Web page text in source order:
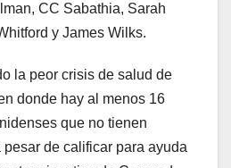
CC Sabathia, Sarah
y James Wilks.
la peor crisis de salud de
donde hay al menos 16
que no tienen
de calificar para ayuda